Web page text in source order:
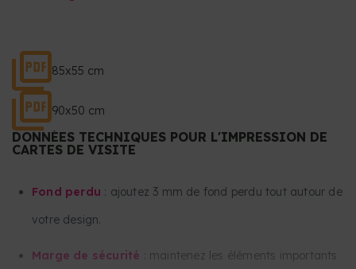
85x55 cm
90x50 cm
DONNÉES TECHNIQUES POUR L'IMPRESSION DE
CARTES DE VISITE
Fond perdu : ajoutez 3 mm de fond perdu tout autour de
votre design.
Marge de sécurité : maintenez les éléments importants